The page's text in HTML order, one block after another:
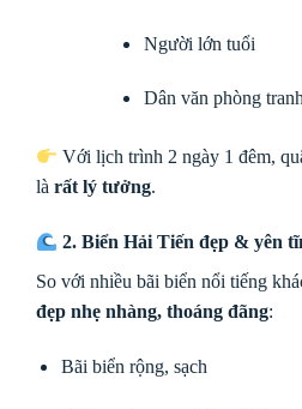
Người lớn tuổi
Dân văn phòng
Với lịch trình 2 ngày 1 đêm,
là rất lý tưởng.
2. Biển Hải Tiến đẹp & yên
So với nhiều bãi biển nổi tiếng
đẹp nhẹ nhàng, thoáng đãng:
Bãi biển rộng, sạch